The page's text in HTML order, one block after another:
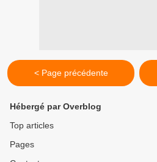
< Page précédente
Hébergé par Overblog
Top articles
Pages